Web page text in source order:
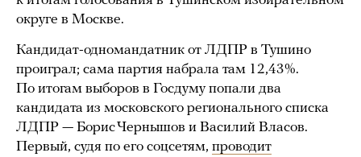
округе в Москве.
Кандидат-одномандатник от ЛДПР в Тушино
проиграл; сама партия набрала там 12,43%.
По итогам выборов в Госдуму попали два
кандидата из московского регионального списка
ЛДПР — Борис Чернышов и Василий Власов.
Первый, судя по его соцсетям, проводит